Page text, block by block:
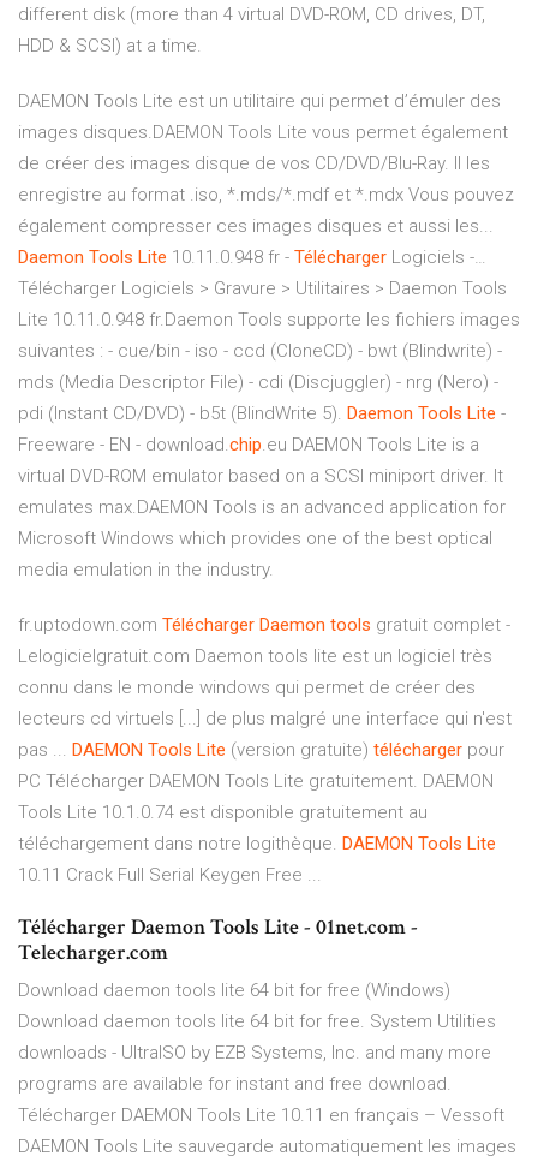
different disk (more than 4 virtual DVD-ROM, CD drives, DT,
HDD & SCSI) at a time.
DAEMON Tools Lite est un utilitaire qui permet d’émuler des
images disques.DAEMON Tools Lite vous permet également
de créer des images disque de vos CD/DVD/Blu-Ray. Il les
enregistre au format .iso, *.mds/*.mdf et *.mdx Vous pouvez
également compresser ces images disques et aussi les...
Daemon Tools Lite 10.11.0.948 fr - Télécharger Logiciels -…
Télécharger Logiciels > Gravure > Utilitaires > Daemon Tools
Lite 10.11.0.948 fr.Daemon Tools supporte les fichiers images
suivantes : - cue/bin - iso - ccd (CloneCD) - bwt (Blindwrite) -
mds (Media Descriptor File) - cdi (Discjuggler) - nrg (Nero) -
pdi (Instant CD/DVD) - b5t (BlindWrite 5). Daemon Tools Lite -
Freeware - EN - download.chip.eu DAEMON Tools Lite is a
virtual DVD-ROM emulator based on a SCSI miniport driver. It
emulates max.DAEMON Tools is an advanced application for
Microsoft Windows which provides one of the best optical
media emulation in the industry.
fr.uptodown.com Télécharger Daemon tools gratuit complet -
Lelogicielgratuit.com Daemon tools lite est un logiciel très
connu dans le monde windows qui permet de créer des
lecteurs cd virtuels [...] de plus malgré une interface qui n'est
pas ... DAEMON Tools Lite (version gratuite) télécharger pour
PC Télécharger DAEMON Tools Lite gratuitement. DAEMON
Tools Lite 10.1.0.74 est disponible gratuitement au
téléchargement dans notre logithèque. DAEMON Tools Lite
10.11 Crack Full Serial Keygen Free ...
Télécharger Daemon Tools Lite - 01net.com -
Telecharger.com
Download daemon tools lite 64 bit for free (Windows)
Download daemon tools lite 64 bit for free. System Utilities
downloads - UltraISO by EZB Systems, Inc. and many more
programs are available for instant and free download.
Télécharger DAEMON Tools Lite 10.11 en français – Vessoft
DAEMON Tools Lite sauvegarde automatiquement les images